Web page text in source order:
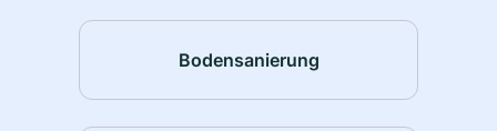
Bodensanierung